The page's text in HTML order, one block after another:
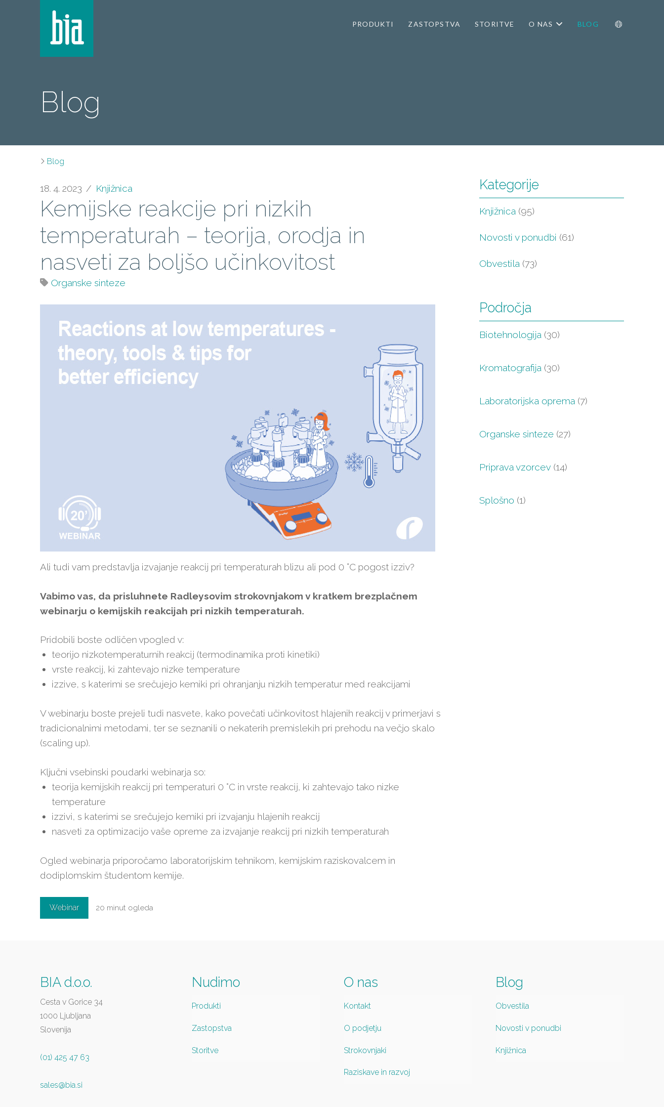
PRODUKTI ZASTOPSTVA STORITVE O NAS BLOG
Blog
Blog
18. 4. 2023 Knjižnica
Kemijske reakcije pri nizkih
temperaturah – teorija, orodja in
nasveti za boljšo učinkovitost
Organske sinteze
Ali tudi vam predstavlja izvajanje reakcij pri temperaturah blizu ali pod 0 °C pogost izziv?
Vabimo vas, da prisluhnete Radleysovim strokovnjakom v kratkem brezplačnem
webinarju o kemijskih reakcijah pri nizkih temperaturah.
Pridobili boste odličen vpogled v:
teorijo nizkotemperaturnih reakcij (termodinamika proti kinetiki)
vrste reakcij, ki zahtevajo nizke temperature
izzive, s katerimi se srečujejo kemiki pri ohranjanju nizkih temperatur med reakcijami
V webinarju boste prejeli tudi nasvete, kako povečati učinkovitost hlajenih reakcij v primerjavi s
tradicionalnimi metodami, ter se seznanili o nekaterih premislekih pri prehodu na večjo skalo
(scaling up).
Ključni vsebinski poudarki webinarja so:
teorija kemijskih reakcij pri temperaturi 0 °C in vrste reakcij, ki zahtevajo tako nizke
temperature
izzivi, s katerimi se srečujejo kemiki pri izvajanju hlajenih reakcij
nasveti za optimizacijo vaše opreme za izvajanje reakcij pri nizkih temperaturah
Ogled webinarja priporočamo laboratorijskim tehnikom, kemijskim raziskovalcem in
dodiplomskim študentom kemije.
Webinar 20 minut ogleda
Kategorije
Knjižnica (95)
Novosti v ponudbi (61)
Obvestila (73)
Področja
Biotehnologija (30)
Kromatografija (30)
Laboratorijska oprema (7)
Organske sinteze (27)
Priprava vzorcev (14)
Splošno (1)
BIA d.o.o.
Cesta v Gorice 34
1000 Ljubljana
Slovenija
(01) 425 47 63
sales@bia.si
Nudimo
Produkti
Zastopstva
Storitve
O nas
Kontakt
O podjetju
Strokovnjaki
Raziskave in razvoj
Blog
Obvestila
Novosti v ponudbi
Knjižnica